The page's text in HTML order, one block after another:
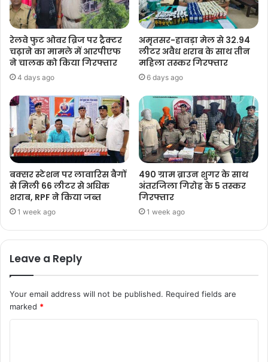
रेलवे फुट ओवर ब्रिज पर ट्रैक्टर
चढ़ाने का मामले में आरपीएफ
ने चालक को किया गिरफ्तार
4 days ago
अमृतसर-हावड़ा मेल से 32.94
लीटर अवैध शराब के साथ तीन
महिला तस्कर गिरफ्तार
6 days ago
बक्सर स्टेशन पर लावारिस बैगों
से मिली 66 लीटर से अधिक
शराब, RPF ने किया जब्त
1 week ago
490 ग्राम ब्राउन शुगर के साथ
अंतरजिला गिरोह के 5 तस्कर
गिरफ्तार
1 week ago
Leave a Reply
Your email address will not be published. Required fields are
marked *